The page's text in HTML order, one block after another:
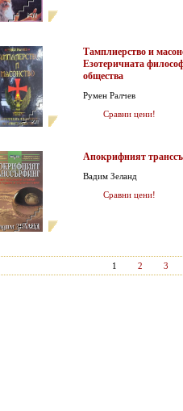
Тамплиерство и
Езотеричната
общества
Румен Ралчев
Сравни цени!
Апокрифният
Вадим Зеланд
Сравни цени!
1 2 3